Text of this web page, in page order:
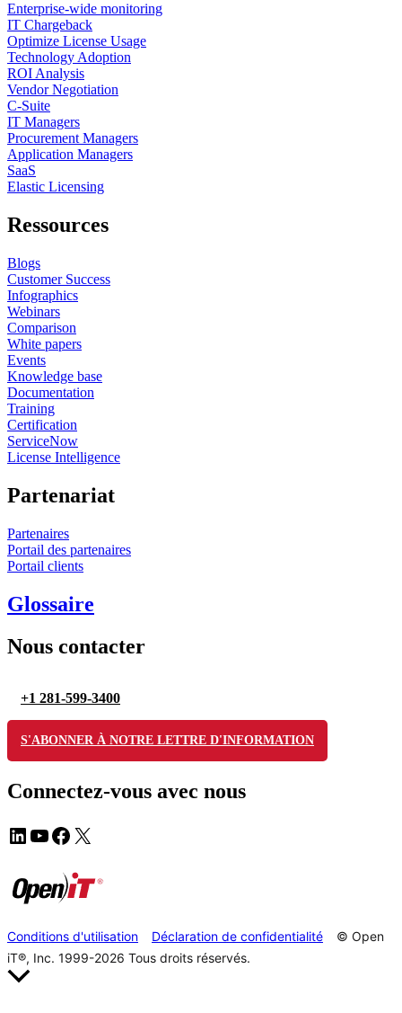
Enterprise-wide monitoring
IT Chargeback
Optimize License Usage
Technology Adoption
ROI Analysis
Vendor Negotiation
C-Suite
IT Managers
Procurement Managers
Application Managers
SaaS
Elastic Licensing
Ressources
Blogs
Customer Success
Infographics
Webinars
Comparison
White papers
Events
Knowledge base
Documentation
Training
Certification
ServiceNow
License Intelligence
Partenariat
Partenaires
Portail des partenaires
Portail clients
Glossaire
Nous contacter
+1 281-599-3400
S'ABONNER À NOTRE LETTRE D'INFORMATION
Connectez-vous avec nous
Conditions d'utilisation Déclaration de confidentialité
© Open
iT®, Inc. 1999-2026 Tous droits réservés.